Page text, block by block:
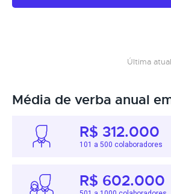
Última
Média de verba anual
R$ 312.000
101 a 500 colaboradores
R$ 602.000